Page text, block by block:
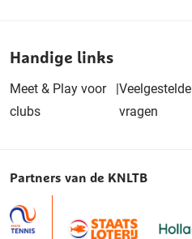
Handige links
Meet & Play voor
clubs
|Veelgestelde
vragen
Partners van de KNLTB